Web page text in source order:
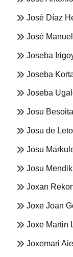
José Díaz
José
Joseba
Joseba
Joseba
Josu
Josu de
Josu
Josu
Joxan
Joxe Joan
Joxe Martin
Joxemari